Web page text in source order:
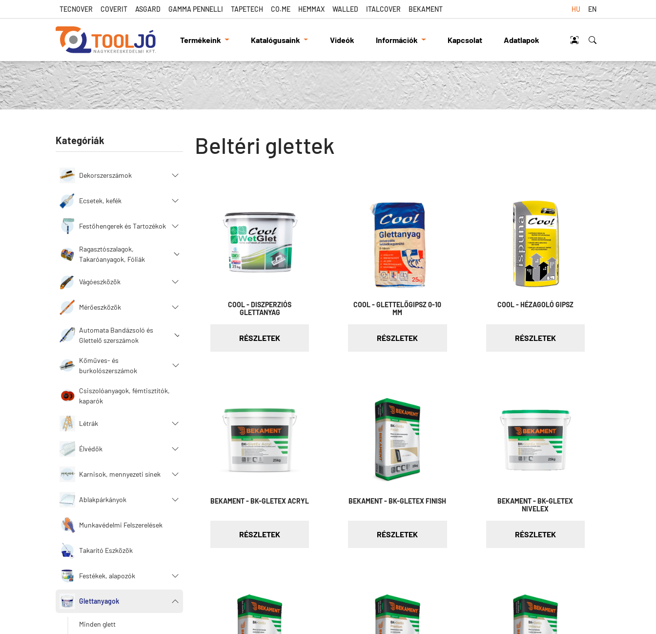
TECNOVER COVERIT ASGARD GAMMA PENNELLI TAPETECH CO.ME HEMMAX WALLED ITALCOVER BEKAMENT HU EN
Tool Jó
Termékeink Katalógusaink Videók Információk Kapcsolat Adatlapok
Kategóriák
Dekorszerszámok
Ecsetek, kefék
Festőhengerek és Tartozékok
Ragasztószalagok,
Takaróanyagok, Fóliák
Vágóeszközök
Mérőeszközök
Automata Bandázsoló és
Glettelő szerszámok
Kőműves- és
burkolószerszámok
Csiszolóanyagok, fémtisztítók,
kaparók
Létrák
Élvédők
Karnisok, mennyezeti sínek
Ablakpárkányok
Munkavédelmi Felszerelések
Takarító Eszközök
Festékek, alapozók
Glettanyagok
Minden glett
Beltéri glettek
COOL - DISZPERZIÓS
GLETTANYAG
RÉSZLETEK
COOL - GLETTELŐGIPSZ 0-10
MM
RÉSZLETEK
COOL - HÉZAGOLÓ GIPSZ
RÉSZLETEK
BEKAMENT - BK-GLETEX ACRYL
RÉSZLETEK
BEKAMENT - BK-GLETEX FINISH
RÉSZLETEK
BEKAMENT - BK-GLETEX
NIVELEX
RÉSZLETEK